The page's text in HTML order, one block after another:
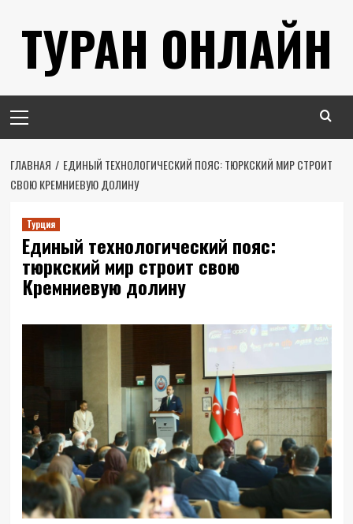
содержимому
ТУРАН ОНЛАЙН
меню
ГЛАВНАЯ
ЕДИНЫЙ ТЕХНОЛОГИЧЕСКИЙ ПОЯС: ТЮРКСКИЙ МИР СТРОИТ
СВОЮ КРЕМНИЕВУЮ ДОЛИНУ
Турция
Единый технологический пояс:
тюркский мир строит свою
Кремниевую долину